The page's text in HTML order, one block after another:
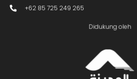
+62 85 725 249 265
Didukung oleh